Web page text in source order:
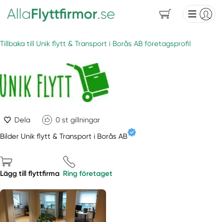
Tillbaka till Unik flytt & Transport i Borås AB företagsprofil
Dela 0 st gillningar
Bilder Unik flytt & Transport i Borås AB
Lägg till flyttfirma Ring företaget